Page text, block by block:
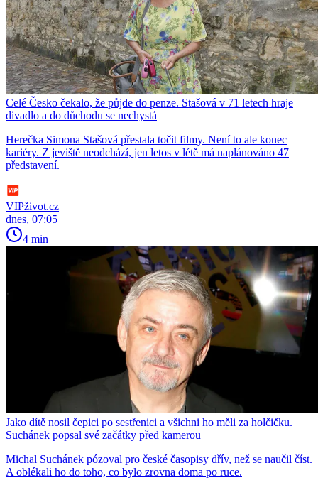
Celé Česko čekalo, že půjde do penze. Stašová v 71 letech hraje
divadlo a do důchodu se nechystá
Herečka Simona Stašová přestala točit filmy. Není to ale konec
kariéry. Z jeviště neodchází, jen letos v létě má naplánováno 47
představení.
VIPživot.cz
dnes, 07:05
4 min
Jako dítě nosil čepici po sestřenici a všichni ho měli za holčičku.
Suchánek popsal své začátky před kamerou
Michal Suchánek pózoval pro české časopisy dřív, než se naučil číst.
A oblékali ho do toho, co bylo zrovna doma po ruce.